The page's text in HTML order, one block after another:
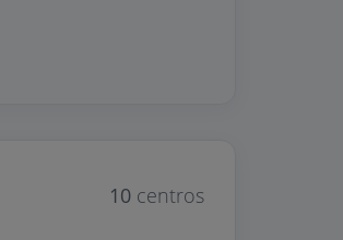
10 centros